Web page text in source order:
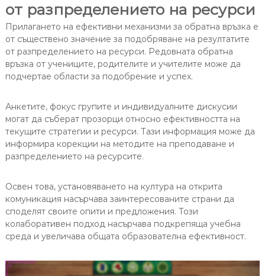
от разпределението на ресурси
Прилагането на ефективни механизми за обратна връзка е
от съществено значение за подобряване на резултатите
от разпределението на ресурси. Редовната обратна
връзка от учениците, родителите и учителите може да
подчертае области за подобрение и успех.
Анкетите, фокус групите и индивидуалните дискусии
могат да съберат прозорци относно ефективността на
текущите стратегии и ресурси. Тази информация може да
информира корекции на методите на преподаване и
разпределението на ресурсите.
Освен това, установяването на култура на открита
комуникация насърчава заинтересованите страни да
споделят своите опити и предложения. Този
колаборативен подход насърчава подкрепяща учебна
среда и увеличава общата образователна ефективност.